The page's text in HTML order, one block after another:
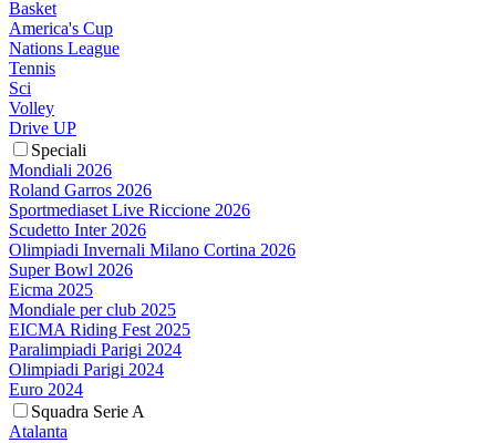
Basket
America's Cup
Nations League
Tennis
Sci
Volley
Drive UP
Speciali
Mondiali 2026
Roland Garros 2026
Sportmediaset Live Riccione 2026
Scudetto Inter 2026
Olimpiadi Invernali Milano Cortina 2026
Super Bowl 2026
Eicma 2025
Mondiale per club 2025
EICMA Riding Fest 2025
Paralimpiadi Parigi 2024
Olimpiadi Parigi 2024
Euro 2024
Squadra Serie A
Atalanta